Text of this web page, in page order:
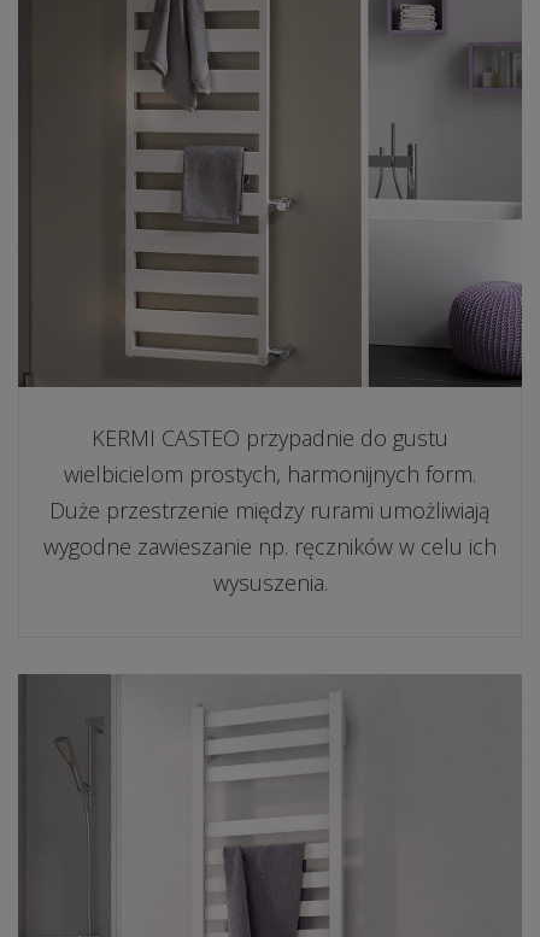
KERMI CASTEO przypadnie do gustu
wielbicielom prostych, harmonijnych form.
Duże przestrzenie między rurami umożliwiają
wygodne zawieszanie np. ręczników w celu ich
wysuszenia.